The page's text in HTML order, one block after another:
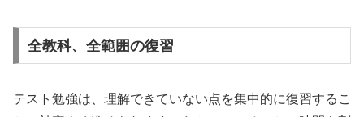
全教科、全範囲の復習
テスト勉強は、理解できていない点を集中的に復習するこ